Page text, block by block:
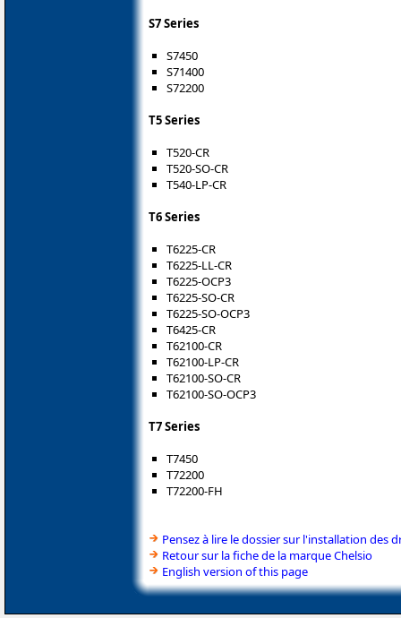
S7 Series
S7450
S71400
S72200
T5 Series
T520-CR
T520-SO-CR
T540-LP-CR
T6 Series
T6225-CR
T6225-LL-CR
T6225-OCP3
T6225-SO-CR
T6225-SO-OCP3
T6425-CR
T62100-CR
T62100-LP-CR
T62100-SO-CR
T62100-SO-OCP3
T7 Series
T7450
T72200
T72200-FH
Pensez à lire le dossier sur l'installation des
Retour sur la fiche de la marque Chelsio
English version of this page